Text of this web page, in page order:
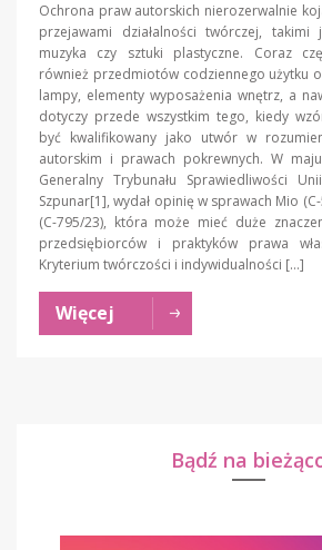
Ochrona praw autorskich nierozerwalnie
przejawami działalności twórczej, takimi
muzyka czy sztuki plastyczne. Coraz
również przedmiotów codziennego użytku
lampy, elementy wyposażenia wnętrz, a
dotyczy przede wszystkim tego, kiedy
być kwalifikowany jako utwór w
autorskim i prawach pokrewnych. W
Generalny Trybunału Sprawiedliwości
Szpunar[1], wydał opinię w sprawach Mio
(C-795/23), która może mieć duże
przedsiębiorców i praktyków prawa
Kryterium twórczości i indywidualności […]
Więcej
Bądź na